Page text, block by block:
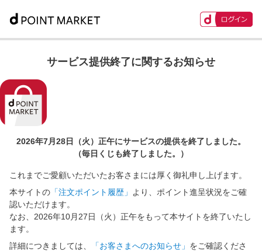
サービス提供終了に関するお知らせ
2026年7月28日（火）正午にサービスの提供を終了しました。
（毎日くじも終了しました。）
これまでご愛顧いただいたお客さまには厚く御礼申し上げます。
本サイトの 「注文ポイント履歴」
より、ポイント進呈状況をご確
認いただけます。
なお、2026年10月27日（火）正午をもって本サイトを終了いたし
ます。
詳細につきましては、
「お客さまへのお知らせ」 をご確認くださ